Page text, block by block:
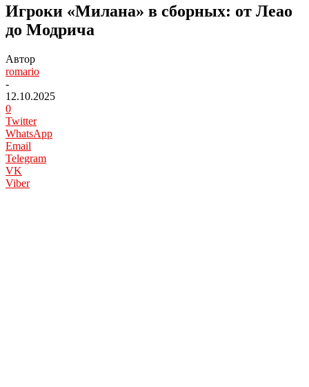
Игроки «Милана» в сборных: от Леао
до Модрича
Автор
romario
-
12.10.2025
0
Twitter
WhatsApp
Email
Telegram
VK
Viber